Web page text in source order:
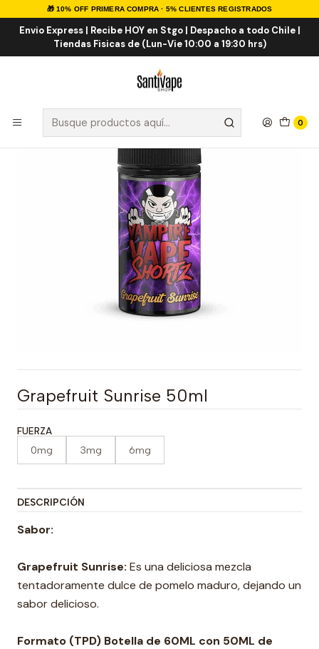
🎁 10% OFF PRIMERA COMPRA · 5% CLIENTES REGISTRADOS
Envio Express | Recibe HOY en Stgo | Despacho a todo Chile |
Tiendas Fisicas de (Lun-Vie 10:00 a 19:30 hrs)
0
Inicio E-LIQUID IMPORTADOS Eliquid Importados 60ml
Grapefruit Sunrise 50ml
Grapefruit Sunrise 50ml
FUERZA
0mg 3mg 6mg
DESCRIPCIÓN
Sabor:
Grapefruit Sunrise: Es una deliciosa mezcla
tentadoramente dulce de pomelo maduro, dejando un
sabor delicioso.
Formato (TPD) Botella de 60ML con 50ML de